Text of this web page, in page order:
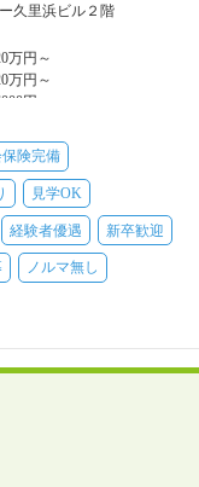
久里浜ビル２階
万円～
万円～
円～
険完備
見学OK
経験者優遇 新卒歓迎
ノルマ無し